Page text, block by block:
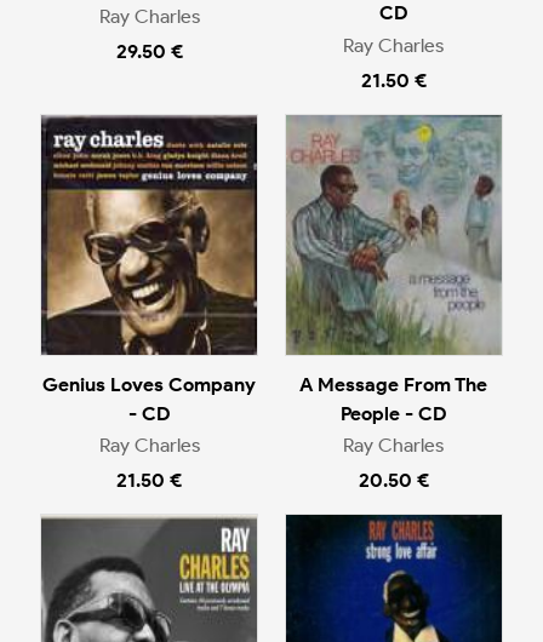
Ray Charles
29.50 €
CD
Ray Charles
21.50 €
Genius Loves Company
- CD
Ray Charles
21.50 €
A Message From The
People - CD
Ray Charles
20.50 €